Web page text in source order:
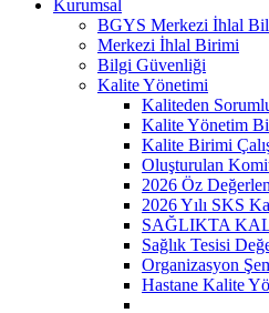
Kurumsal
BGYS Merkezi İhlal
Merkezi İhlal Birimi
Bilgi Güvenliği
Kalite Yönetimi
Kaliteden
Kalite Yönetim
Kalite Birimi
Oluşturulan
2026 Öz
2026 Yılı SKS
SAĞLIKTA
Sağlık Tesisi
Organizasyon
Hastane Kalite